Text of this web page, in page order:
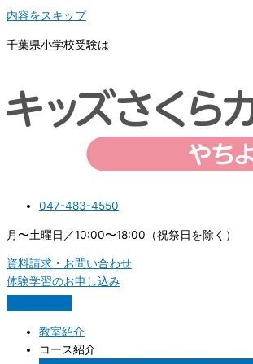
内容をスキップ
千葉県小学校受験は
047-483-4550
月〜土曜日／10:00〜18:00（祝祭日を除く）
資料請求・お問い合わせ
体験学習のお申し込み
教室紹介
コース紹介